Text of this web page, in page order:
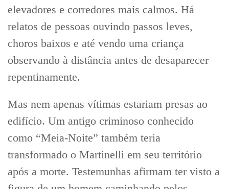
elevadores e corredores mais calmos. Há
relatos de pessoas ouvindo passos leves,
choros baixos e até vendo uma criança
observando à distância antes de desaparecer
repentinamente.
Mas nem apenas vítimas estariam presas ao
edifício. Um antigo criminoso conhecido
como “Meia-Noite” também teria
transformado o Martinelli em seu território
após a morte. Testemunhas afirmam ter visto a